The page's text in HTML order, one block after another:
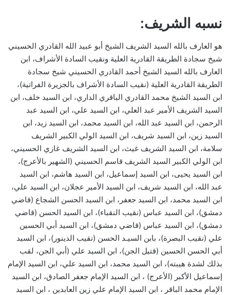
نسبه الشريف:
هو العارف بالله السيد الشريف الشيخ أبو عبيد الله القادري الحسيني
شيخ سجادة الطريقة القادرية العلية ونقيب السادة الأشراف، ابن
العارف بالله السيد الشيخ أحمد القادري الحسيني شيخ سجادة
الطريقة القادرية العلية (نقيب السادة الأشراف بالجزيرة الفراتية)،
ابن السيد الشيخ محمد القادري الباقري الداري، ابن السيد خلف، ابن
السيد الشريف الأمير عبد العلي، ابن السيد علي، ابن السيد عبد
الرحمن، ابن السيد عبد الله، ابن السيد محمد، ابن السيد زيد، ابن
السيد زين، ابن السيد شريف، ابن السيد الولي الكبير الشريف
سلامة، ابن السيد الشريف غيث، ابن السيد الشريف غازي الحسيني،
ابن الولي الكبير السيد الشريف قاسم الحسيني (الشهير بالأعرج)،
ابن السيد يحيى، ابن السيد إسماعيل، ابن السيد هاشم، ابن السيد
عبد الله، ابن السيد شريف، ابن السيد الأمير عجلان، ابن السيد علي،
ابن السيد محمد، ابن السيد جعفر، ابن السيد الحسن الشجاع (قاضي
دمشق)، ابن السيد عباس (نقيب النقباء)، ابن السيد الحسن (قاضي
دمشق)، ابن السيد عباس (قاضي دمشق)، ابن السيد أبي الحسين
علي (نقيب البصرة)، بابن السيـد الحسن (نقيب الدينور)، ابن السيد
أبي الحسن الحسين (قتيل الجن)، ابن السيد علي (أبي الجن، لقب
بذلك لشدة هيبته)، ابن السيد محمد، ابن السيد علي، ابن السيد الإمام
إسماعيل الأكبر (الأعرج) ، ابن السيد الإمام جعفر الصادق، ابن السيد
الإمام محمد الباقر ، ابن السيد الإمام علي زين العابدين ، ابن السيد